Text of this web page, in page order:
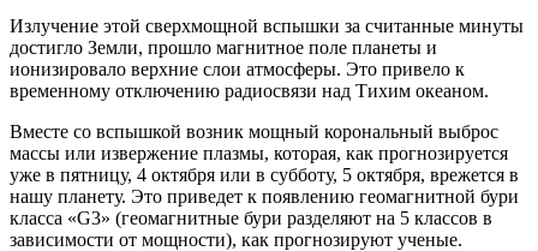
Излучение этой сверхмощной вспышки за считанные минуты
достигло Земли, прошло магнитное поле планеты и
ионизировало верхние слои атмосферы. Это привело к
временному отключению радиосвязи над Тихим океаном.
Вместе со вспышкой возник мощный корональный выброс
массы или извержение плазмы, которая, как прогнозируется
уже в пятницу, 4 октября или в субботу, 5 октября, врежется в
нашу планету. Это приведет к появлению геомагнитной бури
класса «G3» (геомагнитные бури разделяют на 5 классов в
зависимости от мощности), как прогнозируют ученые.